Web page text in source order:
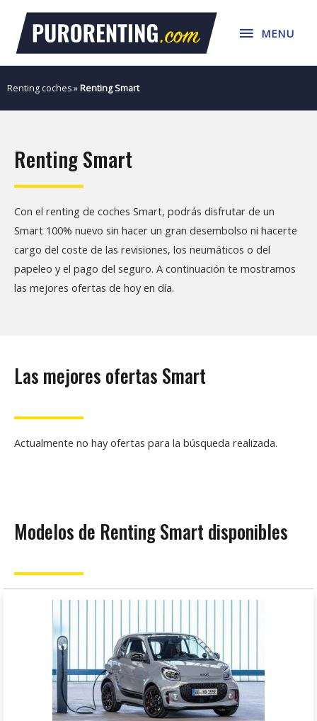
contenido
MENU
MENU
Renting coches»Renting Smart
Renting Smart
Con el renting de coches Smart, podrás disfrutar de un
Smart 100% nuevo sin hacer un gran desembolso ni hacerte
cargo del coste de las revisiones, los neumáticos o del
papeleo y el pago del seguro. A continuación te mostramos
las mejores ofertas de hoy en día.
Las mejores ofertas Smart
Actualmente no hay ofertas para la búsqueda realizada.
Modelos de Renting Smart disponibles